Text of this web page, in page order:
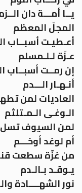
يــا أمـــة دان
المجلّ المعظم
أعـطيـت أسبــاب
عـزّة لـلـمسلم
إن رمــت أسبــاب
أنـهـار الـــدم
العاديات لمن
الـوغـى الـمـتلثم
لمن السيوف تسل
أم لوغد أوخـــم
من غزّة سطعت
يـوقـد بـالـدم
نور الشهــــادة